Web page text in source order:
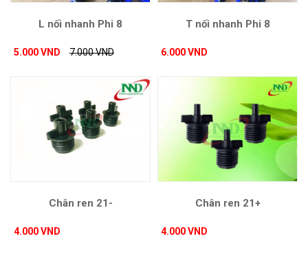
L nối nhanh Phi 8
5.000 VND 7.000 VND
T nối nhanh Phi 8
6.000 VND
Chân ren 21-
4.000 VND
Chân ren 21+
4.000 VND